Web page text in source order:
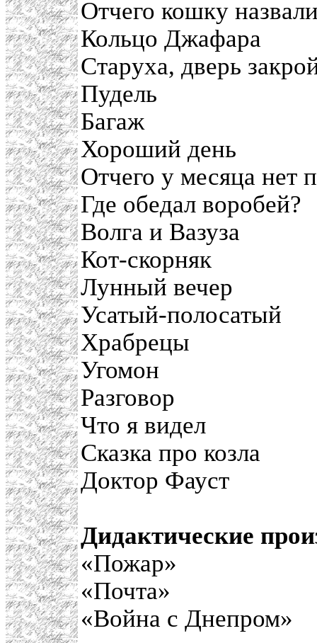
Отчего кошку
Кольцо Джафара
Старуха, дверь
Пудель
Багаж
Хороший день
Отчего у месяца нет
Где обедал воробей?
Волга и Вазуза
Кот-скорняк
Лунный вечер
Усатый-полосатый
Храбрецы
Угомон
Разговор
Что я видел
Сказка про козла
Доктор Фауст
Дидактические
«Пожар»
«Почта»
«Война с Днепром»